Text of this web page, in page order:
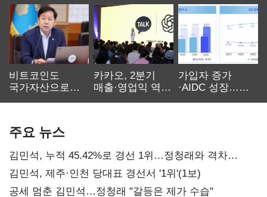
비트코인도
국가자산으로…'
카카오, 2분기
매출·영업익 역대
가입자 증가
·AIDC 성장…
주요 뉴스
김민석, 누적 45.42%로 경선 1위…정청래와 격차
0.86%p(2보)
김민석, 제주·인천 당대표 경선서 '1위'(1보)
공세 멈춘 김민석…정청래 "갈등은 제가 수습"